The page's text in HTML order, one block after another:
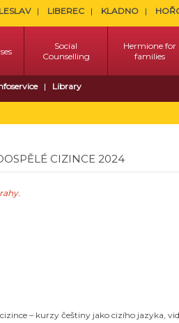
LIBEREC KLADNO
Social
Counselling
Hermione for
families
Library
CIZINCE 2024
– kurzy češtiny jako cizího jazyka,